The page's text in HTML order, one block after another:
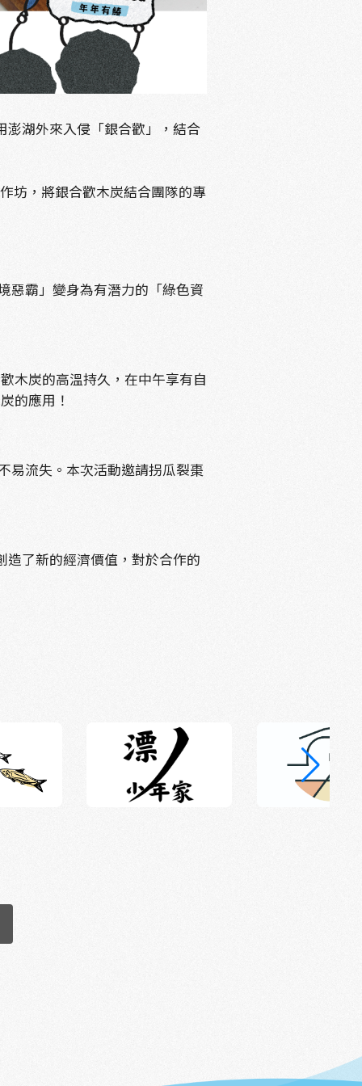
澎湖外來入侵「銀合歡」，結合
坊，將銀合歡木炭結合團隊的專
惡霸」變身為有潛力的「綠色資
木炭的高溫持久，在中午享有自
的應用！
易流失。本次活動邀請拐瓜裂棗
了新的經濟價值，對於合作的